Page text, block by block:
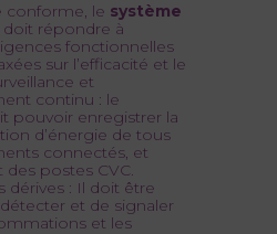
conforme, le système
doit répondre à
fonctionnelles
sur l’efficacité et le
et
continu : le
pouvoir enregistrer la
d’énergie de tous
connectés, et
postes CVC.
dérives : Il doit être
et de signaler
et les